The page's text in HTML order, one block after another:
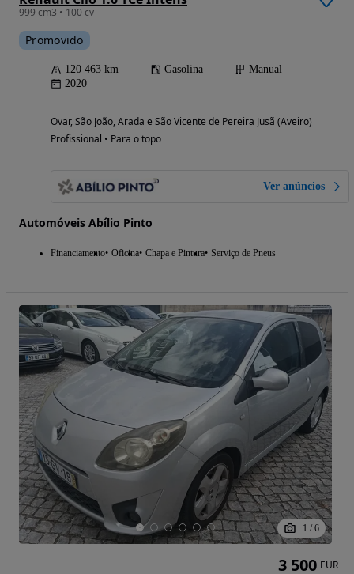
999 cm3 • 100 cv
Promovido
120 463 km Gasolina
Manual
2020
Ovar, São João, Arada e São Vicente de Pereira Jusã (Aveiro)
Profissional • Para o topo
Ver anúncios
Automóveis Abílio Pinto
Financiamento Oficina Chapa e Pintura Serviço de Pneus
1 / 6
3 500 EUR